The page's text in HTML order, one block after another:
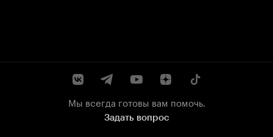
Мы всегда готовы вам помочь.
Задать вопрос